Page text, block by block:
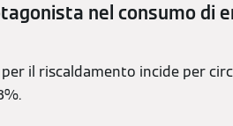
nel consumo di
il riscaldamento incide per